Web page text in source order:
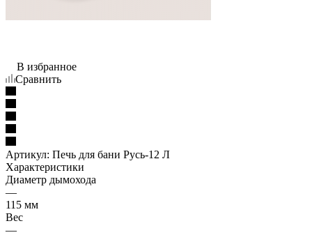
В избранное
Сравнить
Артикул: Печь для бани Русь-12 Л
Характеристики
Диаметр дымохода
—
115 мм
Вес
—